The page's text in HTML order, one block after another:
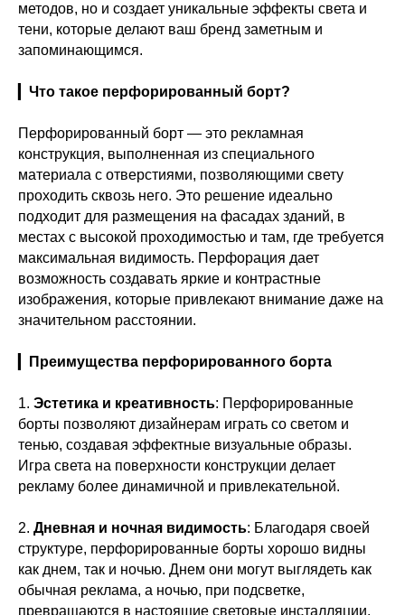
методов, но и создает уникальные эффекты света и
тени, которые делают ваш бренд заметным и
запоминающимся.
Что такое перфорированный борт?
Перфорированный борт — это рекламная
конструкция, выполненная из специального
материала с отверстиями, позволяющими свету
проходить сквозь него. Это решение идеально
подходит для размещения на фасадах зданий, в
местах с высокой проходимостью и там, где требуется
максимальная видимость. Перфорация дает
возможность создавать яркие и контрастные
изображения, которые привлекают внимание даже на
значительном расстоянии.
Преимущества перфорированного борта
1. Эстетика и креативность: Перфорированные
борты позволяют дизайнерам играть со светом и
тенью, создавая эффектные визуальные образы.
Игра света на поверхности конструкции делает
рекламу более динамичной и привлекательной.
2. Дневная и ночная видимость: Благодаря своей
структуре, перфорированные борты хорошо видны
как днем, так и ночью. Днем они могут выглядеть как
обычная реклама, а ночью, при подсветке,
превращаются в настоящие световые инсталляции.